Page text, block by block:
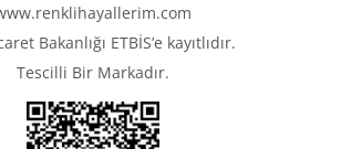
Bakanlığı ETBİS’e kayıtlıdır.
Tescilli Bir Markadır.